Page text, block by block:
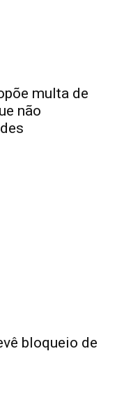
multa de
não
bloqueio de